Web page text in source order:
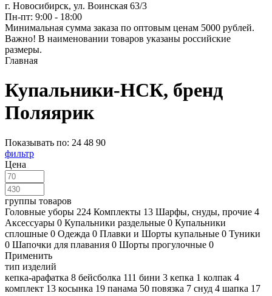
г. Новосибирск, ул. Воинская 63/3
Пн-пт: 9:00 - 18:00
Минимальная сумма заказа по оптовым ценам 5000 рублей.
Важно! В наименовании товаров указаны российские
размеры.
Главная
Купальники-НСК, бренд
Поляярик
Показывать по: 24 48 90
фильтр
Цена
группы товаров
Головные уборы 224 Комплекты 13 Шарфы, снуды, прочие 4
Аксессуары 0 Купальники раздельные 0 Купальники
сплошные 0 Одежда 0 Плавки и Шорты купальные 0 Туники
0 Шапочки для плавания 0 Шорты прогулочные 0
Применить
тип изделий
кепка-арафатка 8 бейсболка 111 бини 3 кепка 1 колпак 4
комплект 13 косынка 19 панама 50 повязка 7 снуд 4 шапка 17